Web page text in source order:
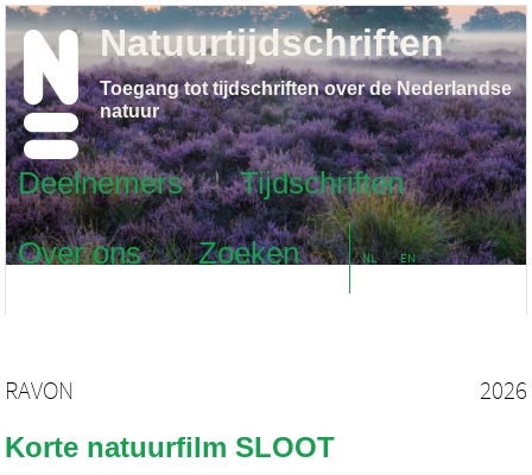
Deelnemers
Tijdschriften
Over ons
Zoeken NL EN
Natuurtijdschriften
Toegang tot tijdschriften over de Nederlandse
natuur
RAVON 2026
Korte natuurfilm SLOOT